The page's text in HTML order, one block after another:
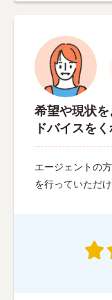
希望や現状
ドバイスをく
エージェントの
を行っていただ